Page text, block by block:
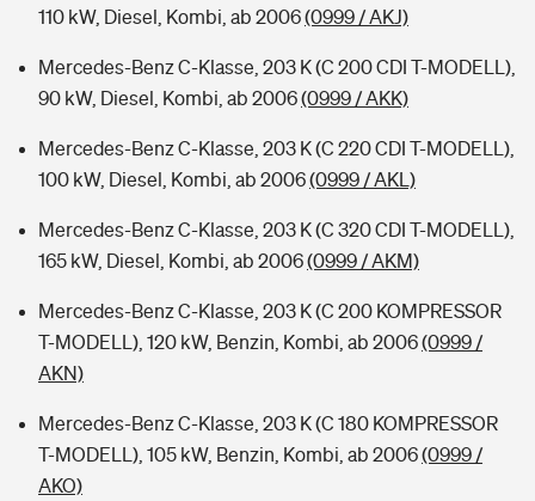
110 kW, Diesel, Kombi, ab 2006(0999 / AKJ)
Mercedes-Benz C-Klasse, 203 K (C 200 CDI T-MODELL),
90 kW, Diesel, Kombi, ab 2006(0999 / AKK)
Mercedes-Benz C-Klasse, 203 K (C 220 CDI T-MODELL),
100 kW, Diesel, Kombi, ab 2006(0999 / AKL)
Mercedes-Benz C-Klasse, 203 K (C 320 CDI T-MODELL),
165 kW, Diesel, Kombi, ab 2006(0999 / AKM)
Mercedes-Benz C-Klasse, 203 K (C 200 KOMPRESSOR
T-MODELL), 120 kW, Benzin, Kombi, ab 2006(0999 /
AKN)
Mercedes-Benz C-Klasse, 203 K (C 180 KOMPRESSOR
T-MODELL), 105 kW, Benzin, Kombi, ab 2006(0999 /
AKO)